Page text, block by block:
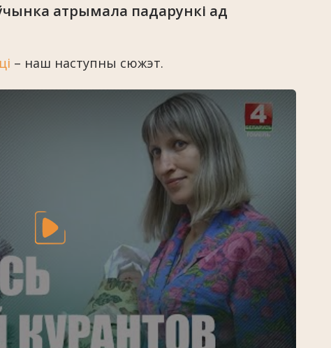
атрымала падарункі ад
– наш наступны сюжэт.